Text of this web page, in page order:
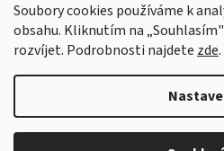
Soubory cookies používáme k
obsahu. Kliknutím na
rozvíjet. Podrobnosti najdete zde.
Vytvořil